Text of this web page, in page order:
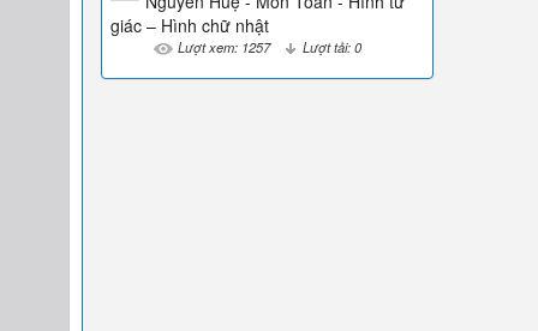
giác – Hình chữ nhật
Lượt xem: 1257 Lượt tải: 0